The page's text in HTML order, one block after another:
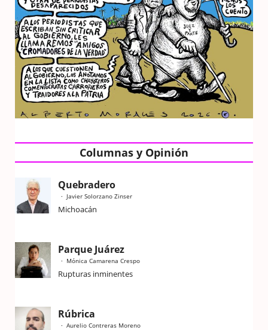
Columnas y Opinión
Quebradero
Javier Solorzano Zinser
Michoacán
Parque Juárez
Mónica Camarena Crespo
Rupturas inminentes
Rúbrica
Aurelio Contreras Moreno